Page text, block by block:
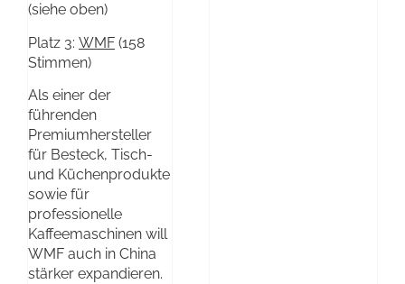
(siehe oben)
Platz 3: WMF (158
Stimmen)
Als einer der
führenden
Premiumhersteller
für Besteck, Tisch-
und Küchenprodukte
sowie für
professionelle
Kaffeemaschinen will
WMF auch in China
stärker expandieren.